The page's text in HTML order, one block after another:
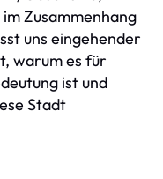
Zusammenhang
uns eingehender
warum es für
ist und
Stadt